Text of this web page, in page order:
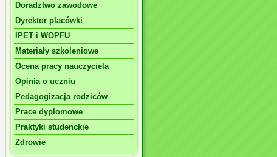
Doradztwo zawodowe
Dyrektor placówki
IPET i WOPFU
Materiały szkoleniowe
Ocena pracy nauczyciela
Opinia o uczniu
Pedagogizacja rodziców
Prace dyplomowe
Praktyki studenckie
Zdrowie